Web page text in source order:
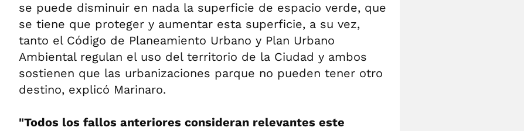
se puede disminuir en nada la superficie de espacio verde, que
se tiene que proteger y aumentar esta superficie, a su vez,
tanto el Código de Planeamiento Urbano y Plan Urbano
Ambiental regulan el uso del territorio de la Ciudad y ambos
sostienen que las urbanizaciones parque no pueden tener otro
destino, explicó Marinaro.
"Todos los fallos anteriores consideran relevantes este